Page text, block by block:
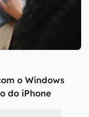
o Windows
do iPhone